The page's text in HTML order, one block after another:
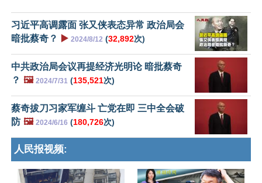
习近平高调露面 张又侠表态异常 政治局会
暗批蔡奇？
▶️ 2024/8/12 (32,892次)
中共政治局会议再提经济光明论 暗批蔡奇
？ 🖼️ 2024/7/31 (135,521次)
蔡奇拔刀习家军缠斗 亡党在即 三中全会破
防 🖼️ 2024/6/16 (180,726次)
人民报视频: